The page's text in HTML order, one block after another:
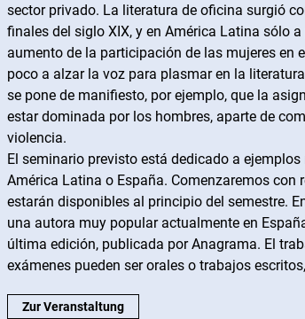
sector privado. La literatura de oficina surgió
finales del siglo XIX, y en América Latina sólo
aumento de la participación de las mujeres en
poco a alzar la voz para plasmar en la
se pone de manifiesto, por ejemplo, que la
estar dominada por los hombres, aparte de
violencia.
El seminario previsto está dedicado a
América Latina o España. Comenzaremos con
estarán disponibles al principio del semestre.
una autora muy popular actualmente en
última edición, publicada por Anagrama. El
exámenes pueden ser orales o trabajos
Seminario avanzado "La literatura de oficina en
Zur Veranstaltung